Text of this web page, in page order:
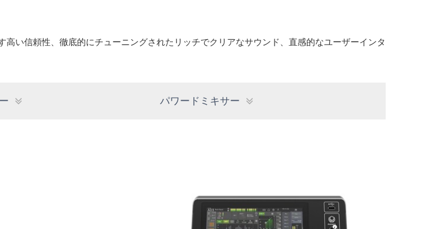
い信頼性、徹底的にチューニングされたリッチでクリアなサウンド、直感的なユーザーインタ
パワードミキサー